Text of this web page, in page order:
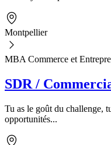
Montpellier
MBA Commerce et
SDR /
Tu as le goût du challenge,
opportunités...